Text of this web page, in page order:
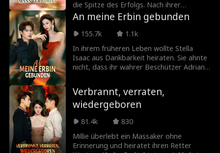
die Spitze des Erfolgs. Nach ihrer
Wiedergeburt verlässt er sie jedoch für
ihre Stiefschwester. Cara nimmt
kurzerhand Joe, einen als Bettler
Überraschenderweise kann Joe einfach
alles: Er kocht, putzt und wärmt sie in der
Nacht. Zusammen beginnen sie ein
An meine Erbin gebunden
155.7k
1.1k
In ihrem früheren Leben wollte Stella
Isaac aus Dankbarkeit heiraten. Sie ahnte
nicht, dass ihr wahrer Beschützer Adrian
verloren hatte und sie heimlich als
Bodyguard bewachte. Erst kurz vor ihrem
Tod durchschaute Stella das skrupellose
Ivy. Sie starb voller Groll, doch das
Schicksal schenkt ihr eine zweite Chance ...
Verbrannt, verraten,
wiedergeboren
81.4k
830
Millie überlebt ein Massaker ohne
Erinnerung und heiratet ihren Retter